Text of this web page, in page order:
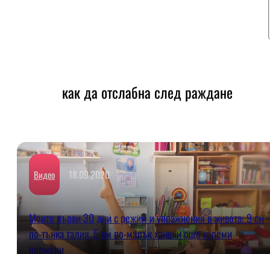
как да отслабна след раждане
Видео 18.09.2020
Моите първи 30 дни с режим и упражнения в живота: 9 см
по-тънка талия, 5 см по-малък ханш и още големи
промени